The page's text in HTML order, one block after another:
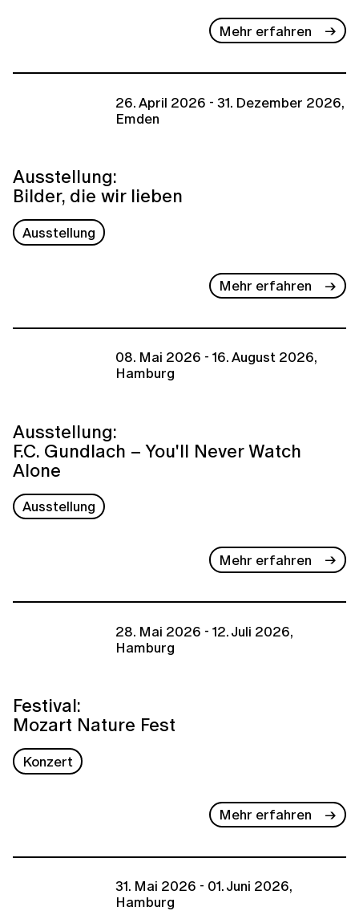
Mehr erfahren
26. April 2026 - 31. Dezember 2026,
Emden
Ausstellung:
Bilder, die wir lieben
Ausstellung
Mehr erfahren
08. Mai 2026 - 16. August 2026,
Hamburg
Ausstellung:
F.C. Gundlach – You'll Never Watch
Alone
Ausstellung
Mehr erfahren
28. Mai 2026 - 12. Juli 2026,
Hamburg
Festival:
Mozart Nature Fest
Konzert
Mehr erfahren
31. Mai 2026 - 01. Juni 2026,
Hamburg